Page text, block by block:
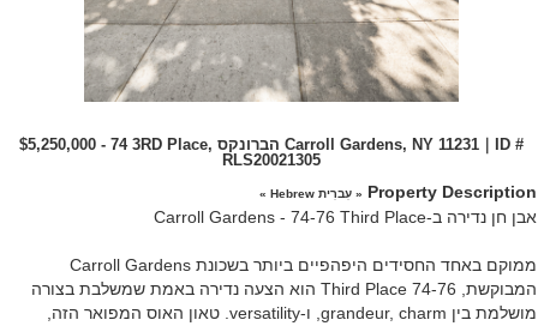
$5,250,000 - 74 3RD Place, הברונקס Carroll Gardens, NY 11231｜ID #
RLS20021305
Property Description « עִברִית Hebrew »
אבן חן נדירה ב-Carroll Gardens - 74-76 Third Place
ממוקם באחד החסידים היפהפיים ביותר בשכונת Carroll Gardens
המבוקשת, 74-76 Third Place הוא הצעה נדירה באמת שמשלבת בצורה
מושלמת בין grandeur, charm, ו-versatility. טאון האוס המפואר הזה,